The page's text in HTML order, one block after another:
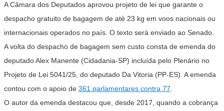
A Câmara dos Deputados aprovou projeto de lei que garante o
despacho gratuito de bagagem de até 23 kg em voos nacionais ou
internacionais operados no país. O texto será enviado ao Senado.
A volta do despacho de bagagem sem custo consta de emenda do
deputado Alex Manente (Cidadania-SP) incluída pelo Plenário no
Projeto de Lei 5041/25, do deputado Da Vitoria (PP-ES). A emenda
contou com o apoio de 361 parlamentares contra 77.
O autor da emenda destacou que, desde 2017, quando a cobrança